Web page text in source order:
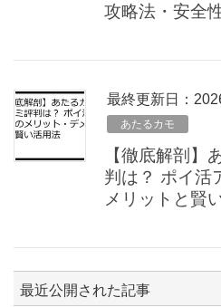
攻略法・安全
最終更新日：
あたるカモ
【徹底解剖】
判は？ ポイ活
メリットと賢
最近公開された記事